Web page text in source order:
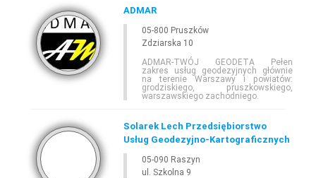
ADMAR
05-800 Pruszków
Zdziarska 10
ADMAR-TWÓJ GEODETA Pełen
zakres usług geodezyjnych głównie
na terenie Warszawy i powiatów:
grodziskiego, pruszkowskiego,
warszawskiego zachodniego.
Solarek Lech Przedsiębiorstwo
Usług Geodezyjno-Kartograficznych
05-090 Raszyn
ul. Szkolna 9